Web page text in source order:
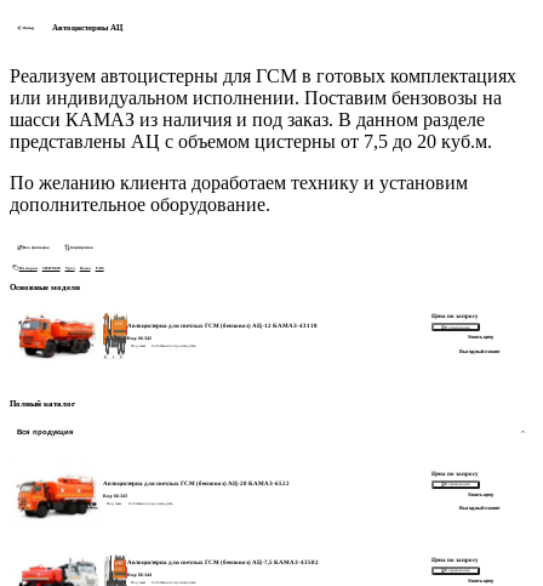
Назад Автоцистерны АЦ
Подробнее
Реализуем автоцистерны для ГСМ в готовых комплектациях
или индивидуальном исполнении. Поставим бензовозы на
шасси КАМАЗ из наличия и под заказ. В данном разделе
представлены АЦ с объемом цистерны от 7,5 до 20 куб.м.
По желанию клиента доработаем технику и установим
дополнительное оборудование.
Все фильтры Сортировка
Все марки SHACMAN Урал Камаз FAW
Основные модели
Автоцистерна для светлых ГСМ (бензовоз) АЦ-12 КАМАЗ-43118
Код: 66-342
Под заказ
Собственное производство
Цена по запросу
В сравнение
Узнать цену
Выгодный лизинг
Полный каталог
Вся продукция
Автоцистерна для светлых ГСМ (бензовоз) АЦ-20 КАМАЗ-6522
Код: 66-343
Под заказ
Собственное производство
Цена по запросу
В сравнение
Узнать цену
Выгодный лизинг
Автоцистерна для светлых ГСМ (бензовоз) АЦ-7,5 КАМАЗ-43502
Код: 66-344
Под заказ
Собственное производство
Цена по запросу
В сравнение
Узнать цену